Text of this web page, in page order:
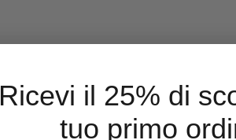
Ricevi il 25% di
tuo primo